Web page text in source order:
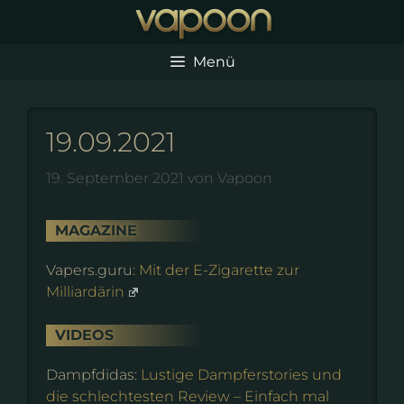
Menü
19.09.2021
19. September 2021 von Vapoon
MAGAZINE
Vapers.guru: Mit der E-Zigarette zur
Milliardärin
VIDEOS
Dampfdidas: Lustige Dampferstories und
die schlechtesten Review – Einfach mal